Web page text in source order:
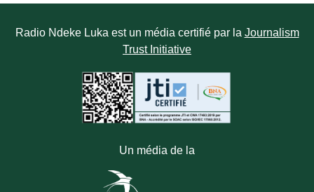
Radio Ndeke Luka est un média certifié par la Journalism
Trust Initiative
Un média de la